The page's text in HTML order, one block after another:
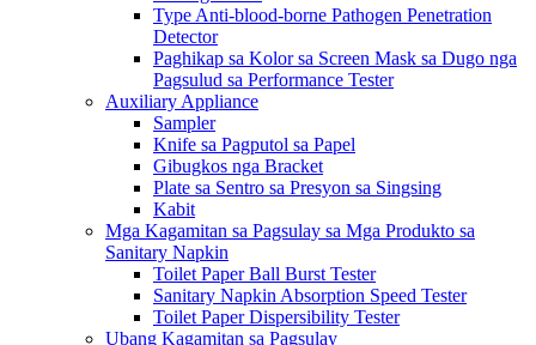
Type Anti-blood-borne Pathogen Penetration
Detector
Paghikap sa Kolor sa Screen Mask sa Dugo nga
Pagsulud sa Performance Tester
Auxiliary Appliance
Sampler
Knife sa Pagputol sa Papel
Gibugkos nga Bracket
Plate sa Sentro sa Presyon sa Singsing
Kabit
Mga Kagamitan sa Pagsulay sa Mga Produkto sa
Sanitary Napkin
Toilet Paper Ball Burst Tester
Sanitary Napkin Absorption Speed ​​Tester
Toilet Paper Dispersibility Tester
Ubang Kagamitan sa Pagsulay